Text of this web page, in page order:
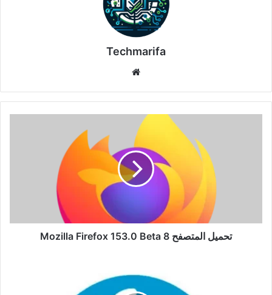
Techmarifa
تحميل المتصفح Mozilla Firefox 153.0 Beta 8